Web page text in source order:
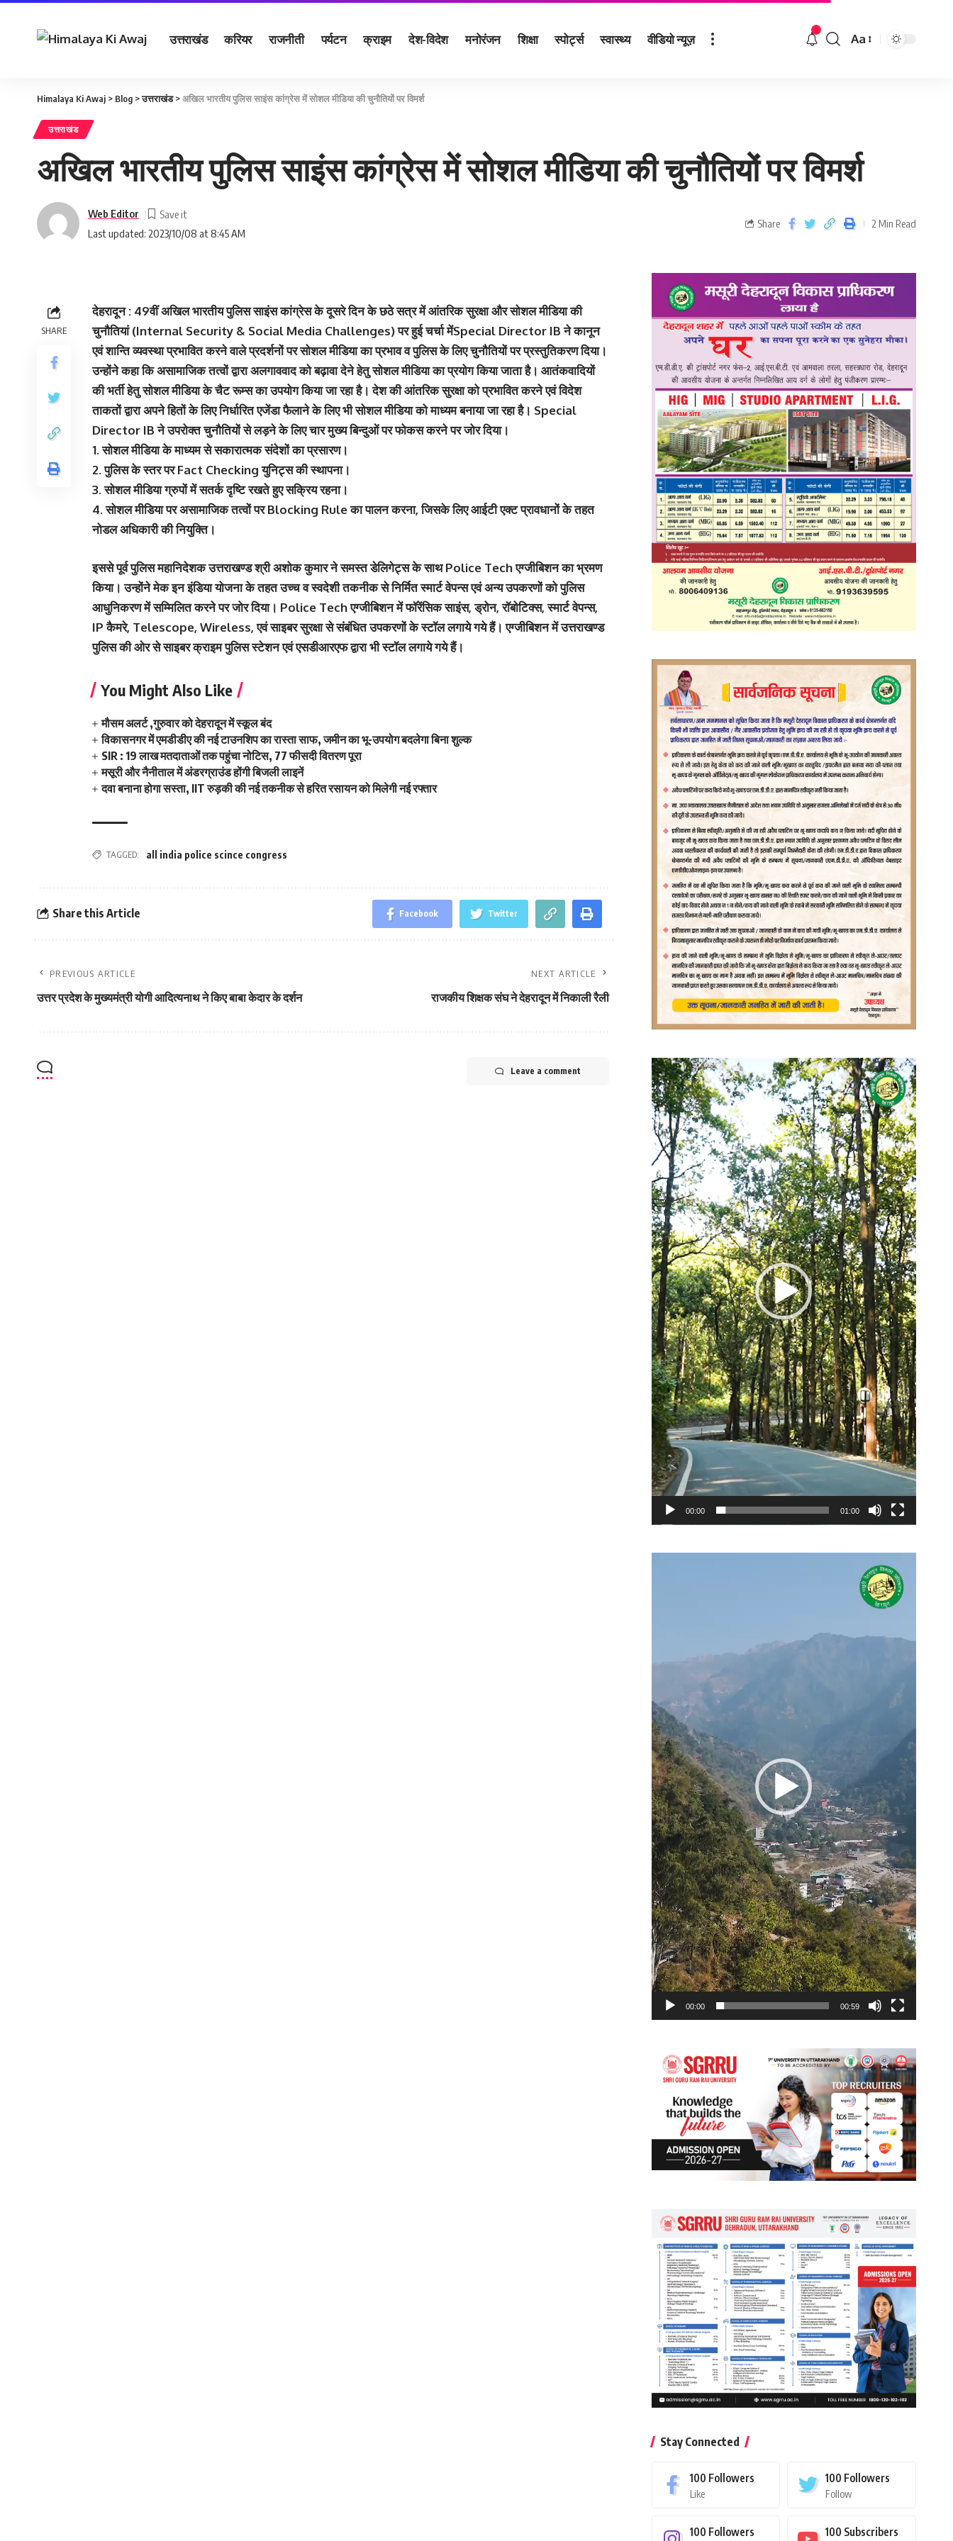
उत्तराखंड करियर राजनीती पर्यटन क्राइम देश-विदेश मनोरंजन शिक्षा स्पोर्ट्स स्वास्थ्य वीडियो न्यूज़ Aa
Himalaya Ki Awaj > Blog >उत्तराखंड>अखिल भारतीय पुलिस साइंस कांग्रेस में सोशल मीडिया की चुनौतियों पर विमर्श
उत्तराखंड
अखिल भारतीय पुलिस साइंस कांग्रेस में सोशल मीडिया की चुनौतियों पर विमर्श
Last updated: 2023/10/08 at 8:45 AM
Web Editor
Share 2 Min Read
SHARE
देहरादून : 49वीं अखिल भारतीय पुलिस साइंस कांग्रेस के दूसरे दिन के छठे सत्र में आंतरिक सुरक्षा और सोशल मीडिया की
चुनौतियां (Internal Security & Social Media Challenges) पर हुई चर्चा मेंSpecial Director IB ने कानून
एवं शान्ति व्यवस्था प्रभावित करने वाले प्रदर्शनों पर सोशल मीडिया का प्रभाव व पुलिस के लिए चुनौतियों पर प्रस्तुतिकरण दिया।
उन्होंने कहा कि असामाजिक तत्वों द्वारा अलगाववाद को बढ़ावा देने हेतु सोशल मीडिया का प्रयोग किया जाता है। आतंकवादियों
की भर्ती हेतु सोशल मीडिया के चैट रूम्स का उपयोग किया जा रहा है। देश की आंतरिक सुरक्षा को प्रभावित करने एवं विदेश
ताकतों द्वारा अपने हितों के लिए निर्धारित एजेंडा फैलाने के लिए भी सोशल मीडिया को माध्यम बनाया जा रहा है। Special
Director IB ने उपरोक्त चुनौतियों से लड़ने के लिए चार मुख्य बिन्दुओं पर फोकस करने पर जोर दिया।
1. सोशल मीडिया के माध्यम से सकारात्मक संदेशों का प्रसारण।
2. पुलिस के स्तर पर Fact Checking युनिट्स की स्थापना।
3. सोशल मीडिया ग्रुपों में सतर्क दृष्टि रखते हुए सक्रिय रहना।
4. सोशल मीडिया पर असामाजिक तत्वों पर Blocking Rule का पालन करना, जिसके लिए आईटी एक्ट प्रावधानों के तहत
नोडल अधिकारी की नियुक्ति।
इससे पूर्व पुलिस महानिदेशक उत्तराखण्ड श्री अशोक कुमार ने समस्त डेलिगेट्स के साथ Police Tech एग्जीबिशन का भ्रमण
किया। उन्होंने मेक इन इंडिया योजना के तहत उच्च व स्वदेशी तकनीक से निर्मित स्मार्ट वेपन्स एवं अन्य उपकरणों को पुलिस
आधुनिकरण में सम्मिलित करने पर जोर दिया। Police Tech एग्जीबिशन में फॉरेंसिक साइंस, ड्रोन, रॉबोटिक्स, स्मार्ट वेपन्स,
IP कैमरे, Telescope, Wireless, एवं साइबर सुरक्षा से संबंधित उपकरणों के स्टॉल लगाये गये हैं। एग्जीबिशन में उत्तराखण्ड
पुलिस की ओर से साइबर क्राइम पुलिस स्टेशन एवं एसडीआरएफ द्वारा भी स्टॉल लगाये गये हैं।
You Might Also Like
मौसम अलर्ट ,गुरुवार को देहरादून में स्कूल बंद
विकासनगर में एमडीडीए की नई टाउनशिप का रास्ता साफ, जमीन का भू-उपयोग बदलेगा बिना शुल्क
SIR : 19 लाख मतदाताओं तक पहुंचा नोटिस, 77 फीसदी वितरण पूरा
मसूरी और नैनीताल में अंडरग्राउंड होंगी बिजली लाइनें
दवा बनाना होगा सस्ता, IIT रुड़की की नई तकनीक से हरित रसायन को मिलेगी नई रफ्तार
TAGGED: all india police scince congress
Share this Article Facebook Twitter
PREVIOUS ARTICLE
उत्तर प्रदेश के मुख्यमंत्री योगी आदित्यनाथ ने किए बाबा केदार के दर्शन
NEXT ARTICLE
राजकीय शिक्षक संघ ने देहरादून में निकाली रैली
Leave a comment
Video
Player
00:00 01:00
00:00 00:59
Stay Connected
100 Followers
Like
100 Followers
Follow
100 Followers 100 Subscribers